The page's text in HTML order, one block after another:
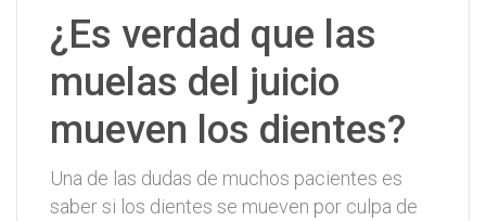
¿Es verdad que las
muelas del juicio
mueven los dientes?
Una de las dudas de muchos pacientes es
saber si los dientes se mueven por culpa de